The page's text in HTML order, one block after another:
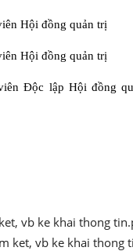
Hội đồng quản trị
Hội đồng quản trị
Độc lập Hội đồng
vb ke khai thong
ket, vb ke khai thong